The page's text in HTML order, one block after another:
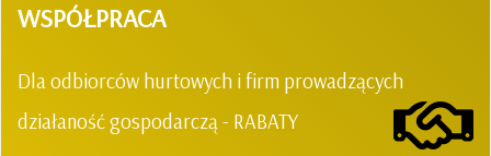
WSPÓŁPRACA
Dla odbiorców hurtowych i firm prowadzących
działaność gospodarczą - RABATY